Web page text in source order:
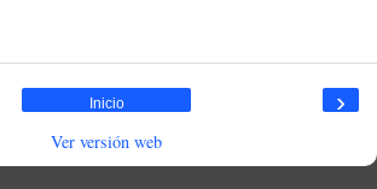
›
Inicio
Ver versión web